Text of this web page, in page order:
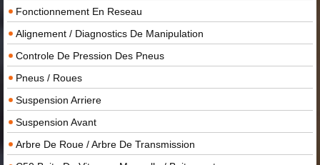
Fonctionnement En Reseau
Alignement / Diagnostics De Manipulation
Controle De Pression Des Pneus
Pneus / Roues
Suspension Arriere
Suspension Avant
Arbre De Roue / Arbre De Transmission